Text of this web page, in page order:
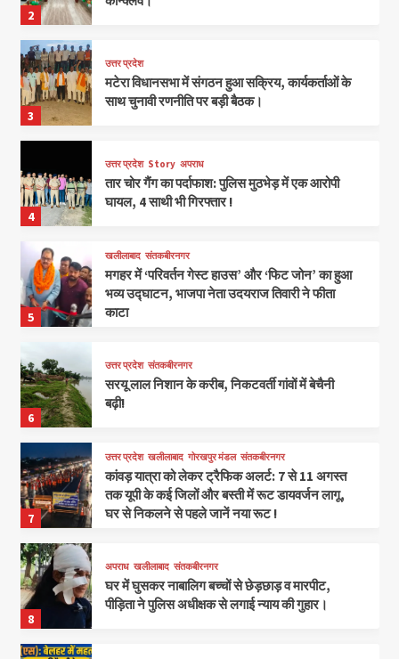
2
3
उत्तर प्रदेश
मटेरा विधानसभा में संगठन हुआ सक्रिय, कार्यकर्ताओं के
साथ चुनावी रणनीति पर बड़ी बैठक।
4
उत्तर प्रदेश Story अपराध
तार चोर गैंग का पर्दाफाश: पुलिस मुठभेड़ में एक आरोपी
घायल, 4 साथी भी गिरफ्तार !
5
खलीलाबाद संतकबीरनगर
मगहर में ‘परिवर्तन गेस्ट हाउस’ और ‘फिट जोन’ का हुआ
भव्य उद्घाटन, भाजपा नेता उदयराज तिवारी ने फीता
काटा
6
उत्तर प्रदेश संतकबीरनगर
सरयू लाल निशान के करीब, निकटवर्ती गांवों में बेचैनी
बढ़ी!
7
उत्तर प्रदेश खलीलाबाद गोरखपुर मंडल संतकबीरनगर
कांवड़ यात्रा को लेकर ट्रैफिक अलर्ट: 7 से 11 अगस्त
तक यूपी के कई जिलों और बस्ती में रूट डायवर्जन लागू,
घर से निकलने से पहले जानें नया रूट !
8
अपराध खलीलाबाद संतकबीरनगर
घर में घुसकर नाबालिग बच्चों से छेड़छाड़ व मारपीट,
पीड़िता ने पुलिस अधीक्षक से लगाई न्याय की गुहार।